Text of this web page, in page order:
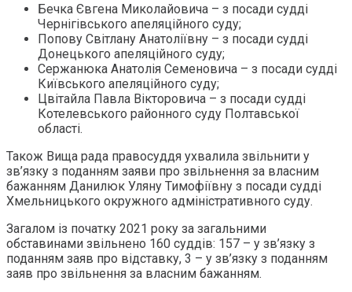
Бечка Євгена Миколайовича – з посади судді
Чернігівського апеляційного суду;
Попову Світлану Анатоліївну – з посади судді
Донецького апеляційного суду;
Сержанюка Анатолія Семеновича – з посади судді
Київського апеляційного суду;
Цвітайла Павла Вікторовича – з посади судді
Котелевського районного суду Полтавської
області.
Також Вища рада правосуддя ухвалила звільнити у
зв’язку з поданням заяви про звільнення за власним
бажанням Данилюк Уляну Тимофіївну з посади судді
Хмельницького окружного адміністративного суду.
Загалом із початку 2021 року за загальними
обставинами звільнено 160 суддів: 157 – у зв’язку з
поданням заяв про відставку, 3 – у зв’язку з поданням
заяв про звільнення за власним бажанням.